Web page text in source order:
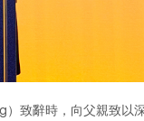
年獎」（China